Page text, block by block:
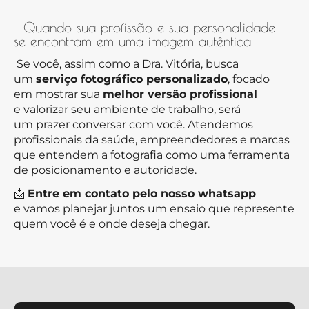
Quando sua profissão e sua personalidade
se encontram em uma imagem autêntica.
Se você, assim como a Dra. Vitória, busca
um serviço fotográfico personalizado, focado
em mostrar sua melhor versão profissional
e valorizar seu ambiente de trabalho, será
um prazer conversar com você. Atendemos
profissionais da saúde, empreendedores e marcas
que entendem a fotografia como uma ferramenta
de posicionamento e autoridade.
📩 Entre em contato pelo nosso whatsapp
e vamos planejar juntos um ensaio que represente
quem você é e onde deseja chegar.